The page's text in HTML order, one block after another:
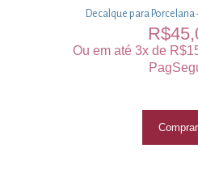
Decalque para Porcelana
R$
Ou em até 3x de R$
Comprar